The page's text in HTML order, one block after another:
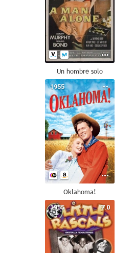
Un hombre solo
--
1955
Oklahoma!
7.0
1955